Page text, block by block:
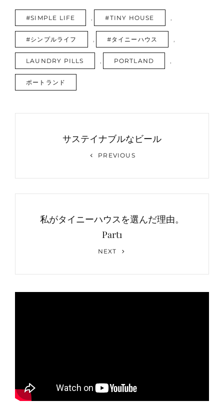
TAGS#SIMPLE LIFE #TINY HOUSE
#シンプルライフ #タイニーハウス
LAUNDRY PILLS PORTLAND
ポートランド
ゲ
サステイナブルなビール
PREVIOUS
私がタイニーハウスを選んだ理由。
Part1
NEXT